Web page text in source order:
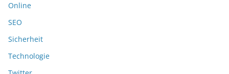
Online
SEO
Sicherheit
Technologie